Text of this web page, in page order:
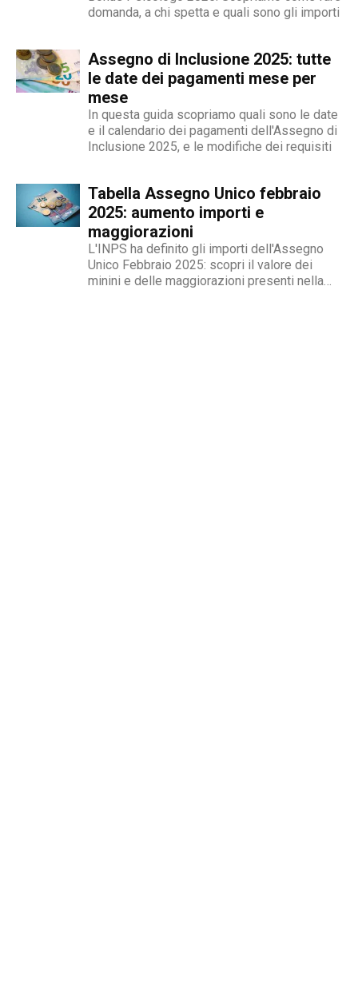
contraddistingue per la dedizione al fact
redattore del nostro magazine online.
domanda, a chi spetta e quali sono gli importi
Assegno di Inclusione 2025: tutte
le date dei pagamenti mese per
mese
In questa guida scopriamo quali sono le date
e il calendario dei pagamenti dell'Assegno di
Inclusione 2025, e le modifiche dei requisiti
Tabella Assegno Unico febbraio
2025: aumento importi e
maggiorazioni
L'INPS ha definito gli importi dell'Assegno
Unico Febbraio 2025: scopri il valore dei
minini e delle maggiorazioni presenti nella